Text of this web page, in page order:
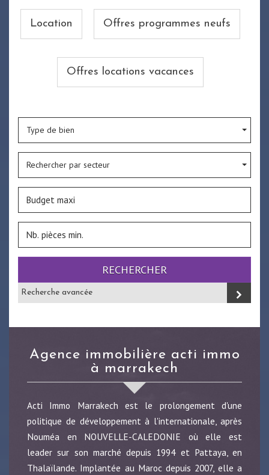
Location Offres programmes neufs
Offres locations vacances
Type de bien
Rechercher par secteur
RECHERCHER
Recherche avancée
agence immobilière acti immo
à marrakech
Acti Immo Marrakech est le prolongement d'une
politique de développement à l'internationale, après
Nouméa en NOUVELLE-CALEDONIE où elle est
leader sur son marché depuis 1994 et Pattaya, en
Thalaïlande. Implantée au Maroc depuis 2007, elle a